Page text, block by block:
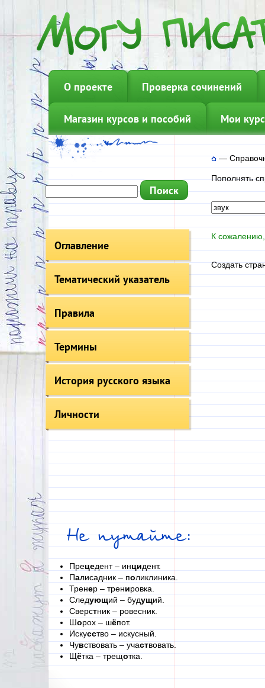
О проекте Проверка сочинений
Магазин курсов и пособий Мои
Оглавление
Тематический указатель
Правила
Термины
История русского языка
Личности
Не путайте:
Прецедент – инцидент.
Палисадник – поликлиника.
Тренер – тренировка.
Следующий – будущий.
Сверстник – ровесник.
Шорох – шёпот.
Искусство – искусный.
Чувствовать – участвовать.
Щётка – трещотка.
—
Пополнять
К
Создать